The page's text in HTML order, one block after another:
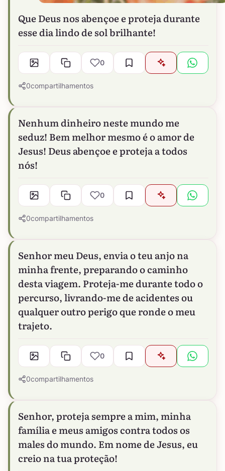
Que Deus nos abençoe e proteja durante
esse dia lindo de sol brilhante!
0
0compartilhamentos
Nenhum dinheiro neste mundo me
seduz! Bem melhor mesmo é o amor de
Jesus! Deus abençoe e proteja a todos
nós!
0
0compartilhamentos
Senhor meu Deus, envia o teu anjo na
minha frente, preparando o caminho
desta viagem. Proteja-me durante todo o
percurso, livrando-me de acidentes ou
qualquer outro perigo que ronde o meu
trajeto.
0
0compartilhamentos
Senhor, proteja sempre a mim, minha
família e meus amigos contra todos os
males do mundo. Em nome de Jesus, eu
creio na tua proteção!